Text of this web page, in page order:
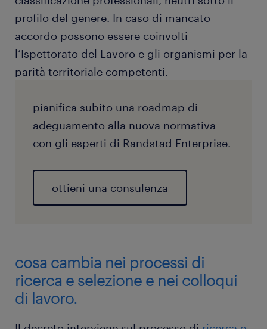
profilo del genere. In caso di mancato
accordo possono essere coinvolti
l’Ispettorato del Lavoro e gli organismi per la
parità territoriale competenti.
pianifica subito una roadmap di
adeguamento alla nuova normativa
con gli esperti di Randstad Enterprise.
ottieni una consulenza
cosa cambia nei processi di
ricerca e selezione e nei colloqui
di lavoro.